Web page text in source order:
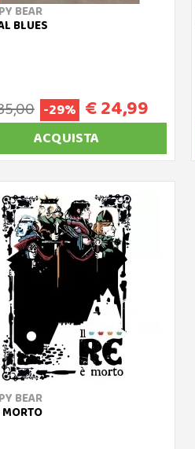
BEAR
BLUES
-29% € 24,99
ACQUISTA
BEAR
MORTO